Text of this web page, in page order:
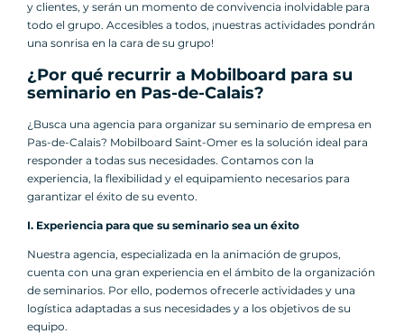
y clientes, y serán un momento de convivencia inolvidable para
todo el grupo. Accesibles a todos, ¡nuestras actividades pondrán
una sonrisa en la cara de su grupo!
¿Por qué recurrir a Mobilboard para su
seminario en Pas-de-Calais?
¿Busca una agencia para organizar su seminario de empresa en
Pas-de-Calais? Mobilboard Saint-Omer es la solución ideal para
responder a todas sus necesidades. Contamos con la
experiencia, la flexibilidad y el equipamiento necesarios para
garantizar el éxito de su evento.
I. Experiencia para que su seminario sea un éxito
Nuestra agencia, especializada en la animación de grupos,
cuenta con una gran experiencia en el ámbito de la organización
de seminarios. Por ello, podemos ofrecerle actividades y una
logística adaptadas a sus necesidades y a los objetivos de su
equipo.